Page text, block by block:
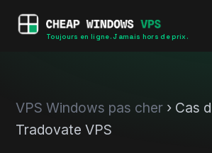
Toujours en ligne. Jamais hors de prix.
VPS Windows pas cher › Cas
Tradovate VPS